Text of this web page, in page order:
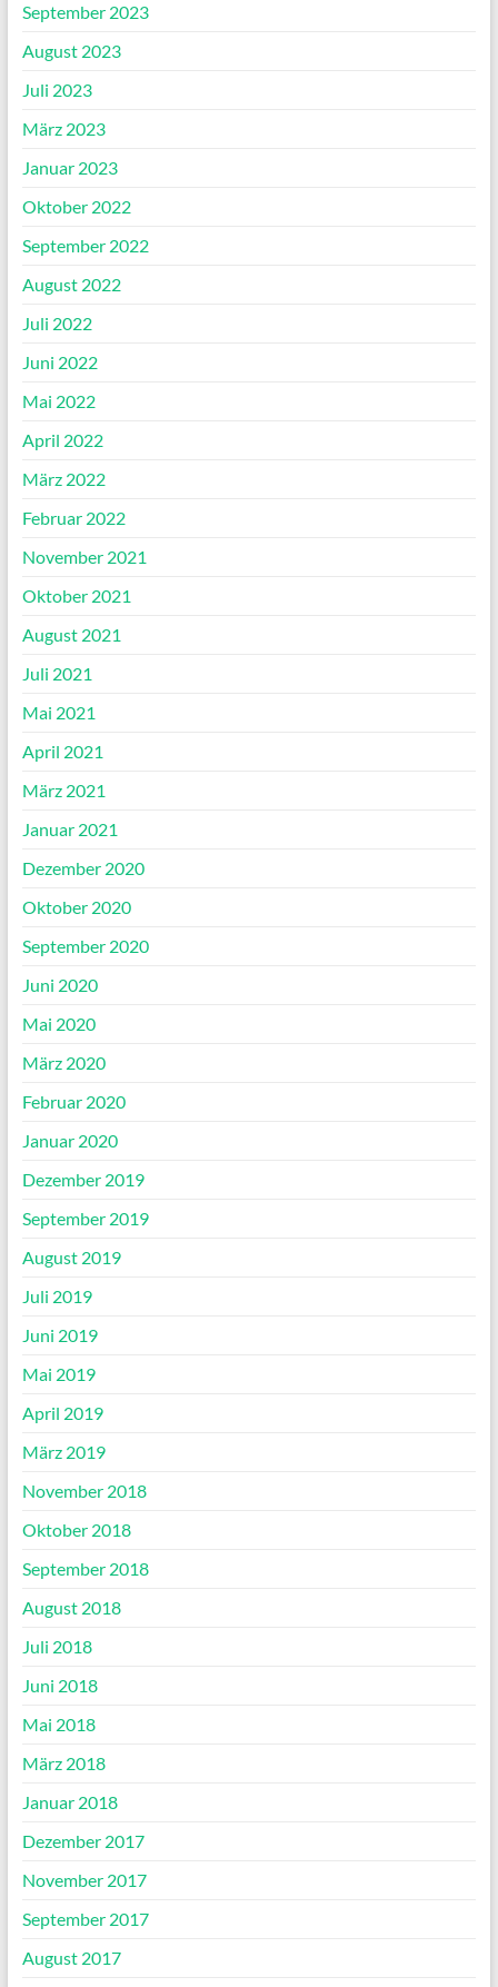
September 2023
August 2023
Juli 2023
März 2023
Januar 2023
Oktober 2022
September 2022
August 2022
Juli 2022
Juni 2022
Mai 2022
April 2022
März 2022
Februar 2022
November 2021
Oktober 2021
August 2021
Juli 2021
Mai 2021
April 2021
März 2021
Januar 2021
Dezember 2020
Oktober 2020
September 2020
Juni 2020
Mai 2020
März 2020
Februar 2020
Januar 2020
Dezember 2019
September 2019
August 2019
Juli 2019
Juni 2019
Mai 2019
April 2019
März 2019
November 2018
Oktober 2018
September 2018
August 2018
Juli 2018
Juni 2018
Mai 2018
März 2018
Januar 2018
Dezember 2017
November 2017
September 2017
August 2017